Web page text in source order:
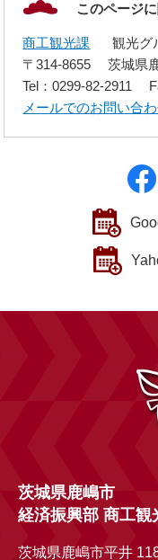
このページ
商工観光課
観光グ
〒314-8655
茨城県
Tel：0299-82-2911
メールでのお問い合
茨城県鹿嶋市
経済振興部 商工観
茨城県鹿嶋市平井